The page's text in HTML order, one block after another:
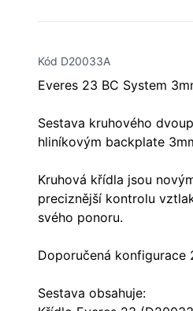
Kód D20033A
Everes 23 BC System
Sestava kruhového
hliníkovým backplate
Kruhová křídla jsou
preciznější kontrolu
svého ponoru.
Doporučená konfigurace
Sestava obsahuje: